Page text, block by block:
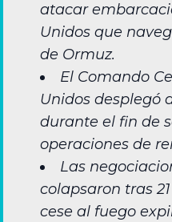
atacar
Unidos que
de Ormuz.
El Comando
Unidos desplegó
durante el fin de
operaciones de
Las
colapsaron tras
cese al fuego